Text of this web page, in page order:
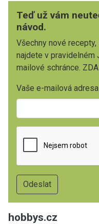
Teď už vám
návod.
Všechny nové
najdete v pravidelném
mailové schránce.
Vaše e-mailová adresa
hobbys.cz